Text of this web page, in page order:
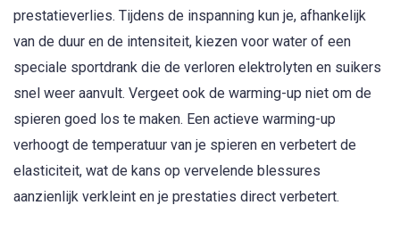
prestatieverlies. Tijdens de inspanning kun je, afhankelijk
van de duur en de intensiteit, kiezen voor water of een
speciale sportdrank die de verloren elektrolyten en suikers
snel weer aanvult. Vergeet ook de warming-up niet om de
spieren goed los te maken. Een actieve warming-up
verhoogt de temperatuur van je spieren en verbetert de
elasticiteit, wat de kans op vervelende blessures
aanzienlijk verkleint en je prestaties direct verbetert.